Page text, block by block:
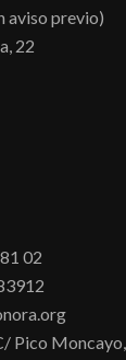
aviso previo)
22
02
Pico